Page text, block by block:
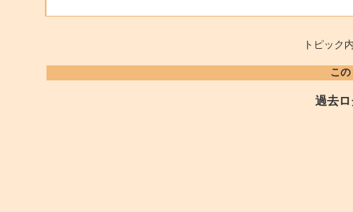
トピッ
こ
過去